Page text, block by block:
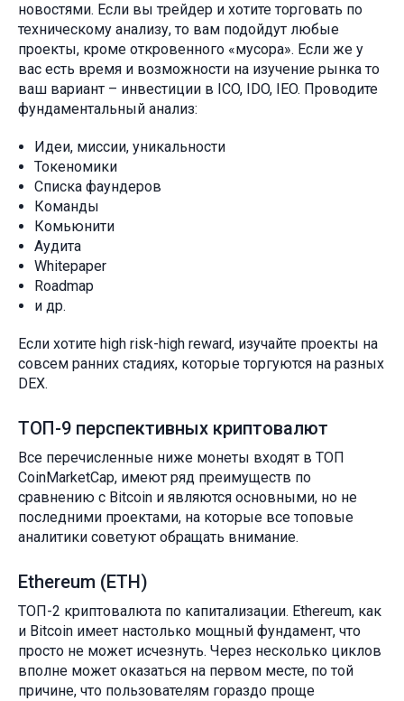
новостями. Если вы трейдер и хотите торговать по
техническому анализу, то вам подойдут любые
проекты, кроме откровенного «мусора». Если же у
вас есть время и возможности на изучение рынка то
ваш вариант – инвестиции в ICO, IDO, IEO. Проводите
фундаментальный анализ:
Идеи, миссии, уникальности
Токеномики
Списка фаундеров
Команды
Комьюнити
Аудита
Whitepaper
Roadmap
и др.
Если хотите high risk-high reward, изучайте проекты на
совсем ранних стадиях, которые торгуются на разных
DEX.
ТОП-9 перспективных криптовалют
Все перечисленные ниже монеты входят в ТОП
CoinMarketCap, имеют ряд преимуществ по
сравнению с Bitcoin и являются основными, но не
последними проектами, на которые все топовые
аналитики советуют обращать внимание.
Ethereum (ETH)
ТОП-2 криптовалюта по капитализации. Ethereum, как
и Bitcoin имеет настолько мощный фундамент, что
просто не может исчезнуть. Через несколько циклов
вполне может оказаться на первом месте, по той
причине, что пользователям гораздо проще